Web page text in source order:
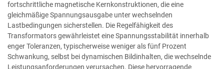
fortschrittliche magnetische Kernkonstruktionen, die eine
gleichmäßige Spannungsausgabe unter wechselnden
Lastbedingungen sicherstellen. Die Regelfähigkeit des
Transformators gewährleistet eine Spannungsstabilität innerhalb
enger Toleranzen, typischerweise weniger als fünf Prozent
Schwankung, selbst bei dynamischen Bildinhalten, die wechselnde
Leistungsanforderungen verursachen. Diese hervorragende